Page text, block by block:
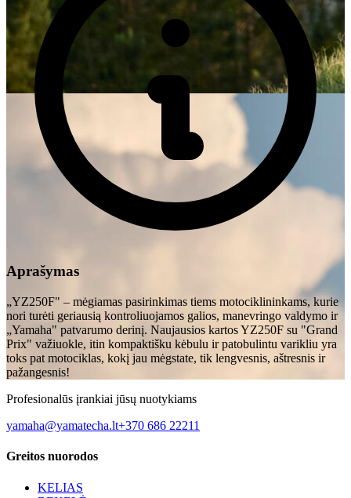
Aprašymas
„YZ250F" – mėgiamas pasirinkimas tiems motociklininkams, kurie
nori turėti geriausią kontroliuojamos galios, manevringo valdymo ir
„Yamaha" patvarumo derinį. Naujausios kartos YZ250F su "Grand
Prix" važiuokle, itin kompaktišku kėbulu ir patobulintu varikliu yra
toks pat motociklas, kokį jau mėgstate, tik lengvesnis, aštresnis ir
pažangesnis!
Profesionalūs įrankiai jūsų nuotykiams
yamaha@yamatecha.lt+370 686 22211
Greitos nuorodos
KELIAS